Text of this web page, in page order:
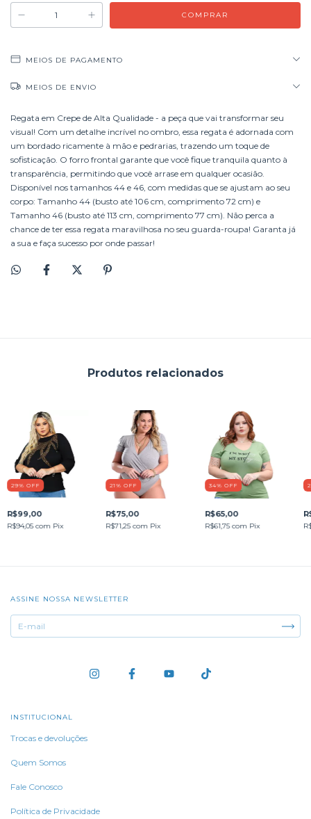
MEIOS DE PAGAMENTO
MEIOS DE ENVIO
Regata em Crepe de Alta Qualidade - a peça que vai transformar seu
visual! Com um detalhe incrível no ombro, essa regata é adornada com
um bordado ricamente à mão e pedrarias, trazendo um toque de
sofisticação. O forro frontal garante que você fique tranquila quanto à
transparência, permitindo que você arrase em qualquer ocasião.
Disponível nos tamanhos 44 e 46, com medidas que se ajustam ao seu
corpo: Tamanho 44 (busto até 106 cm, comprimento 72 cm) e
Tamanho 46 (busto até 113 cm, comprimento 77 cm). Não perca a
chance de ter essa regata maravilhosa no seu guarda-roupa! Garanta já
a sua e faça sucesso por onde passar!
Produtos relacionados
29% OFF
R$99,00
R$94,05com Pix
21%OFF
R$75,00
R$71,25com Pix
34% OFF
R$65,00
R$61,75com Pix
ASSINE NOSSA NEWSLETTER
INSTITUCIONAL
Trocas e devoluções
Quem Somos
Fale Conosco
Política de Privacidade